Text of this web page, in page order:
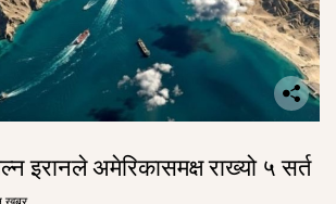
इरानले अमेरिकासमक्ष राख्यो ५ सर्त